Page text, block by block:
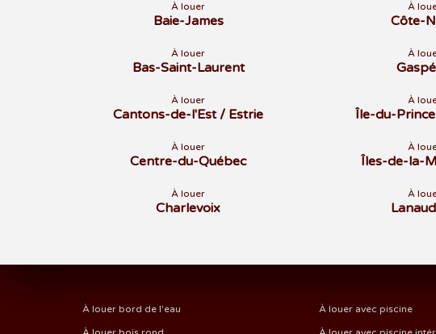
À louer
Baie-James
À louer
Bas-Saint-Laurent
À louer
Cantons-de-l'Est / Estrie
À louer
Centre-du-Québec
À louer
Charlevoix
À
Côte-
À
À
Île-du-
À
Îles-de-la-
À
À louer bord de l'eau À louer avec piscine